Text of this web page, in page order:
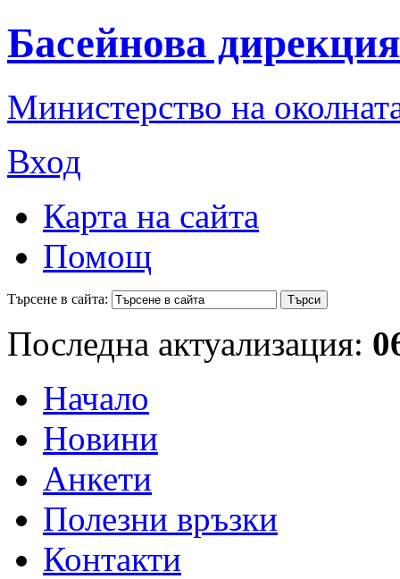
Басейнова
Министерство на
Вход
Карта на сайта
Помощ
Търсене в сайта:
Последна актуализация:
Начало
Новини
Анкети
Полезни връзки
Контакти